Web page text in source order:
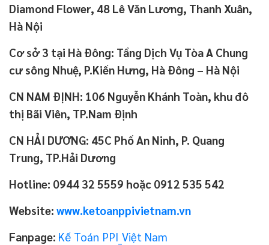
Diamond Flower, 48 Lê Văn Lương, Thanh Xuân,
Hà Nội
Cơ sở 3 tại Hà Đông: Tầng Dịch Vụ Tòa A Chung
cư sông Nhuệ, P.Kiến Hưng, Hà Đông – Hà Nội
CN NAM ĐỊNH: 106 Nguyễn Khánh Toàn, khu đô
thị Bãi Viên, TP.Nam Định
CN HẢI DƯƠNG: 45C Phố An Ninh, P. Quang
Trung, TP.Hải Dương
Hotline: 0944 32 5559 hoặc 0912 535 542
Website: www.ketoanppivietnam.vn
Fanpage: Kế Toán PPI_Việt Nam